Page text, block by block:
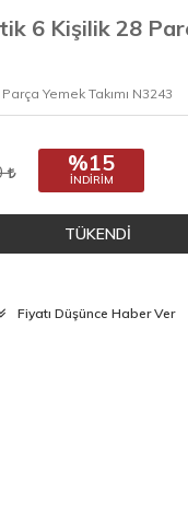
6 Kişilik 28
Yemek Takımı N3243
%15
İNDIRIM
TÜKENDİ
Fiyatı Düşünce Haber Ver